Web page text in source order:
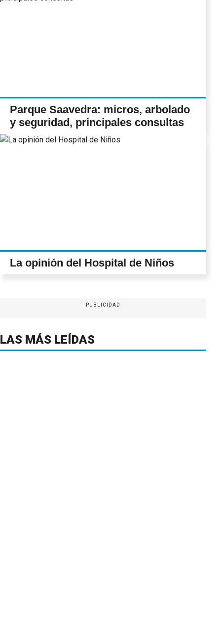
Parque Saavedra: micros, arbolado
y seguridad, principales consultas
La opinión del Hospital de Niños
PUBLICIDAD
LAS MÁS LEÍDAS